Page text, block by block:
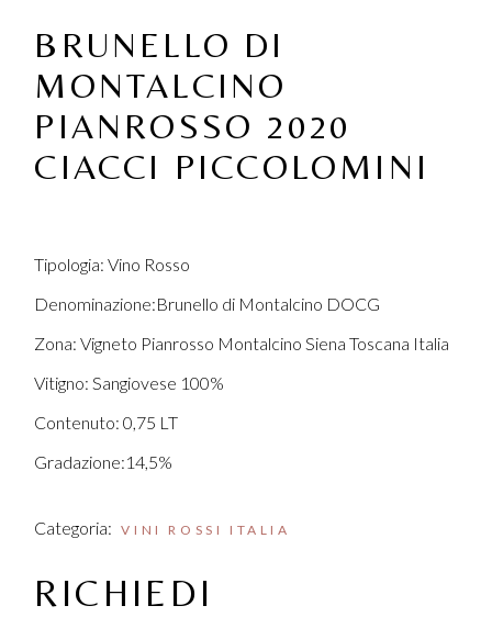
BRUNELLO DI
MONTALCINO
PIANROSSO 2020
CIACCI PICCOLOMINI
Tipologia: Vino Rosso
Denominazione:Brunello di Montalcino DOCG
Zona: Vigneto Pianrosso Montalcino Siena Toscana Italia
Vitigno: Sangiovese 100%
Contenuto: 0,75 LT
Gradazione:14,5%
Categoria: VINI ROSSI ITALIA
RICHIEDI